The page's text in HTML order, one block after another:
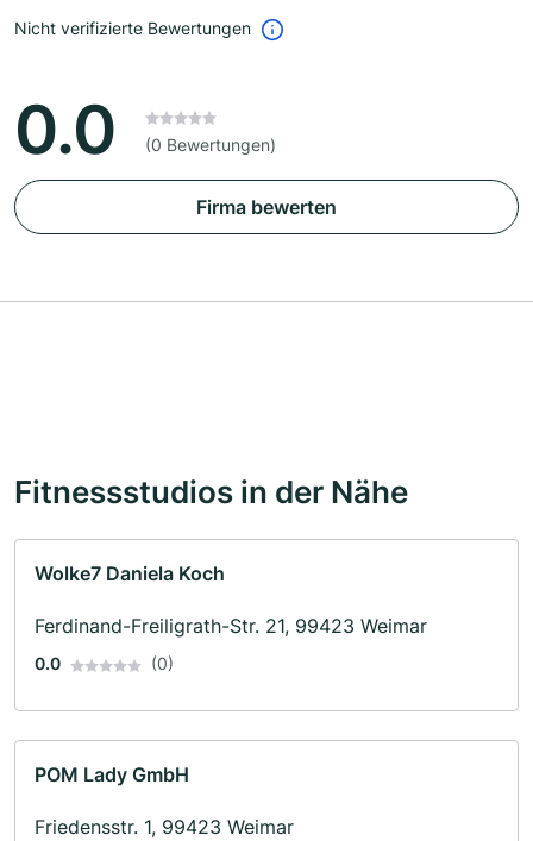
Nicht verifizierte Bewertungen
0.0 (0 Bewertungen)
Firma bewerten
Fitnessstudios in der Nähe
Wolke7 Daniela Koch
Ferdinand-Freiligrath-Str. 21, 99423 Weimar
0.0 (0)
POM Lady GmbH
Friedensstr. 1, 99423 Weimar